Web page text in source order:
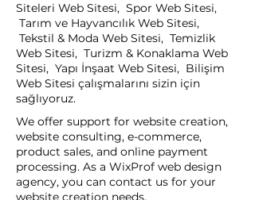
Siteleri Web Sitesi, Spor Web Sitesi,
Tarım ve Hayvancılık Web Sitesi,
Tekstil & Moda Web Sitesi, Temizlik
Web Sitesi, Turizm & Konaklama Web
Sitesi, Yapı İnşaat Web Sitesi, Bilişim
Web Sitesi çalışmalarını sizin için
sağlıyoruz.
We offer support for website creation,
website consulting, e-commerce,
product sales, and online payment
processing. As a WixProf web design
agency, you can contact us for your
website creation needs.